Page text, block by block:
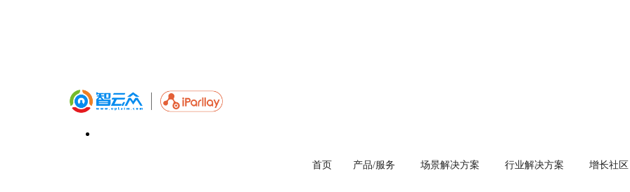
首页 产品/服务 场景解决方案 行业解决方案 增长社区